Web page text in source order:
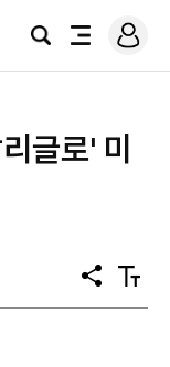
검
전
로
그
글로' 미
공
유
텍
스